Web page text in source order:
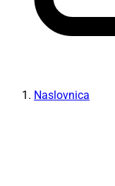
Naslovnica